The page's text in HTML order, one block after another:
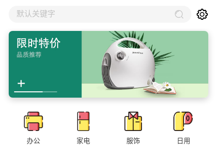
默认关键字
办公 家电 服饰 日用